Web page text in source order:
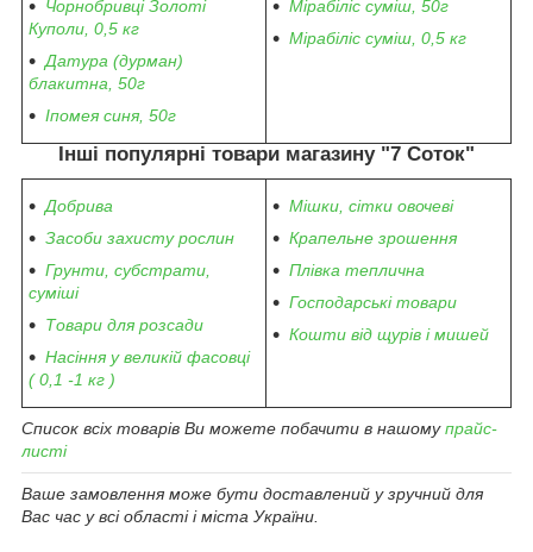
Чорнобривці Золоті
Куполи, 0,5 кг
Датура (дурман)
блакитна, 50г
Іпомея синя, 50г
Мірабіліс суміш, 50г
Мірабіліс суміш, 0,5 кг
Інші популярні товари магазину "7 Соток"
Добрива
Засоби захисту рослин
Грунти, субстрати,
суміші
Товари для розсади
Насіння у великій фасовці
( 0,1 -1 кг )
Мішки, сітки овочеві
Крапельне зрошення
Плівка теплична
Господарські товари
Кошти від щурів і мишей
Список всіх товарів Ви можете побачити в нашомупрайс-
листі
Ваше замовлення може бути доставлений у зручний для
Вас час у всі області і міста України.